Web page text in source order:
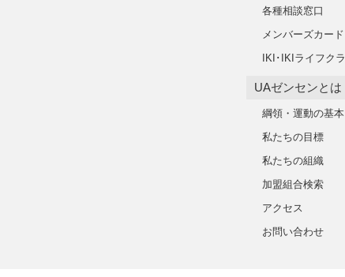
各種相談窓口
メンバーズカード
IKI･IKIライフク
UAゼンセンとは
綱領・運動の基本
私たちの目標
私たちの組織
加盟組合検索
アクセス
お問い合わせ